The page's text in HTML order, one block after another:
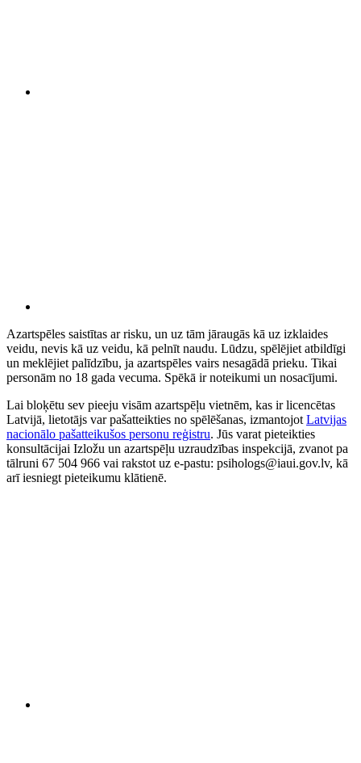
Azartspēles saistītas ar risku, un uz tām jāraugās kā uz izklaides
veidu, nevis kā uz veidu, kā pelnīt naudu. Lūdzu, spēlējiet atbildīgi
un meklējiet palīdzību, ja azartspēles vairs nesagādā prieku. Tikai
personām no 18 gada vecuma. Spēkā ir noteikumi un nosacījumi.
Lai bloķētu sev pieeju visām azartspēļu vietnēm, kas ir licencētas
Latvijā, lietotājs var pašatteikties no spēlēšanas, izmantojot Latvijas
nacionālo pašatteikušos personu reģistru. Jūs varat pieteikties
konsultācijai Izložu un azartspēļu uzraudzības inspekcijā, zvanot pa
tālruni 67 504 966 vai rakstot uz e-pastu: psihologs@iaui.gov.lv, kā
arī iesniegt pieteikumu klātienē.